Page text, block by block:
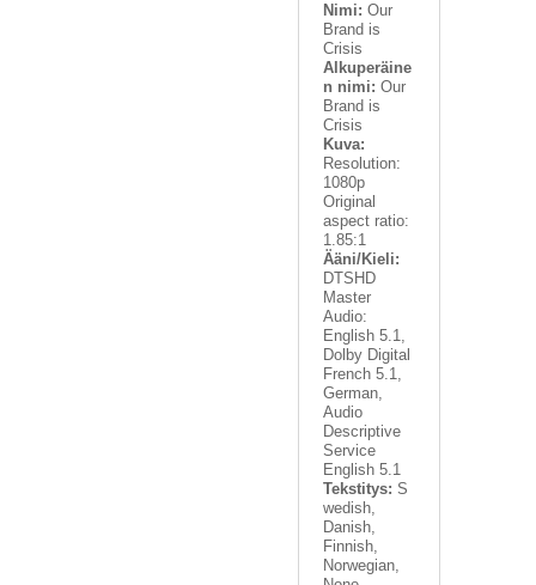
Nimi: Our
Brand is
Crisis
Alkuperäine
n nimi: Our
Brand is
Crisis
Kuva:
Resolution:
1080p
Original
aspect ratio:
1.85:1
Ääni/Kieli:
DTSHD
Master
Audio:
English 5.1,
Dolby Digital
French 5.1,
German,
Audio
Descriptive
Service
English 5.1
Tekstitys: S
wedish,
Danish,
Finnish,
Norwegian,